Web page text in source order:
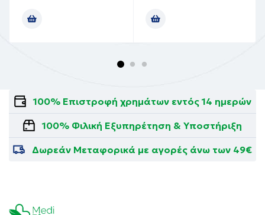
100% Επιστροφή χρημάτων εντός 14 ημερών
100% Φιλική Εξυπηρέτηση & Υποστήριξη
Δωρεάν Μεταφορικά με αγορές άνω των 49€